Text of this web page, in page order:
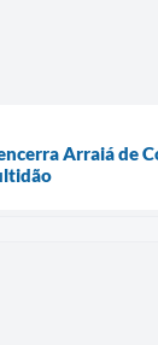
Arraiá de